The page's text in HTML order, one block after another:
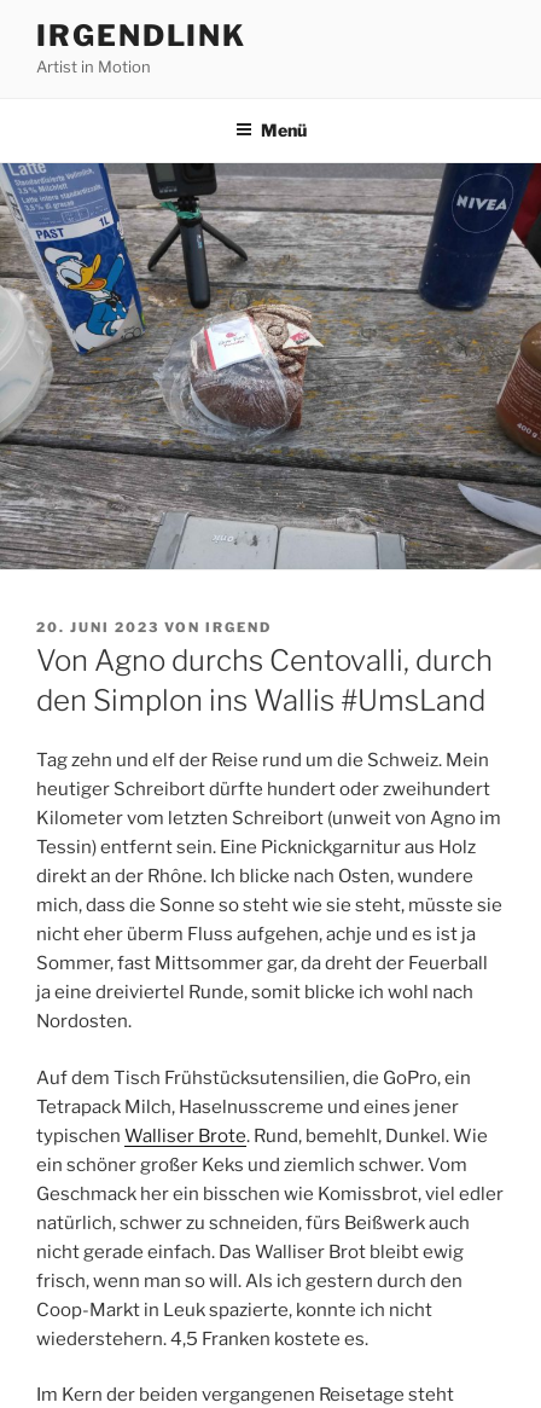
Inhalt
springen
IRGENDLINK
Artist in Motion
Menü
VERÖFFENTLICHT
AM
20. JUNI 2023 VON IRGEND
Von Agno durchs Centovalli, durch
den Simplon ins Wallis #UmsLand
Tag zehn und elf der Reise rund um die Schweiz. Mein
heutiger Schreibort dürfte hundert oder zweihundert
Kilometer vom letzten Schreibort (unweit von Agno im
Tessin) entfernt sein. Eine Picknickgarnitur aus Holz
direkt an der Rhône. Ich blicke nach Osten, wundere
mich, dass die Sonne so steht wie sie steht, müsste sie
nicht eher überm Fluss aufgehen, achje und es ist ja
Sommer, fast Mittsommer gar, da dreht der Feuerball
ja eine dreiviertel Runde, somit blicke ich wohl nach
Nordosten.
Auf dem Tisch Frühstücksutensilien, die GoPro, ein
Tetrapack Milch, Haselnusscreme und eines jener
typischen Walliser Brote. Rund, bemehlt, Dunkel. Wie
ein schöner großer Keks und ziemlich schwer. Vom
Geschmack her ein bisschen wie Komissbrot, viel edler
natürlich, schwer zu schneiden, fürs Beißwerk auch
nicht gerade einfach. Das Walliser Brot bleibt ewig
frisch, wenn man so will. Als ich gestern durch den
Coop-Markt in Leuk spazierte, konnte ich nicht
wiederstehern. 4,5 Franken kostete es.
Im Kern der beiden vergangenen Reisetage steht